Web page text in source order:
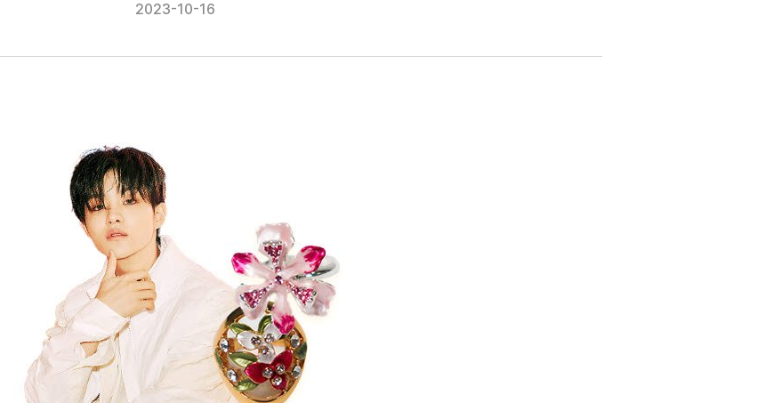
2023-10-16